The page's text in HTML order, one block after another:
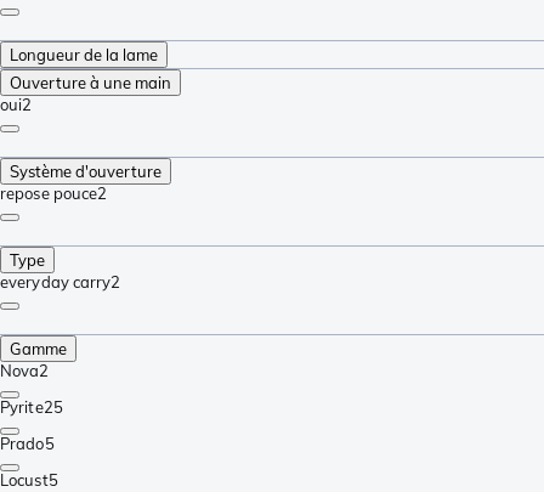
Longueur de la lame
Ouverture à une main
oui2
Système d'ouverture
repose pouce2
Type
everyday carry2
Gamme
Nova2
Pyrite25
Prado5
Locust5